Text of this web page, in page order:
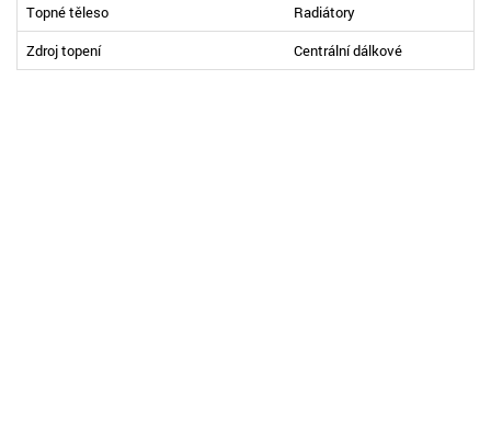
Topné těleso
Radiátory
Zdroj topení
Centrální dálkové